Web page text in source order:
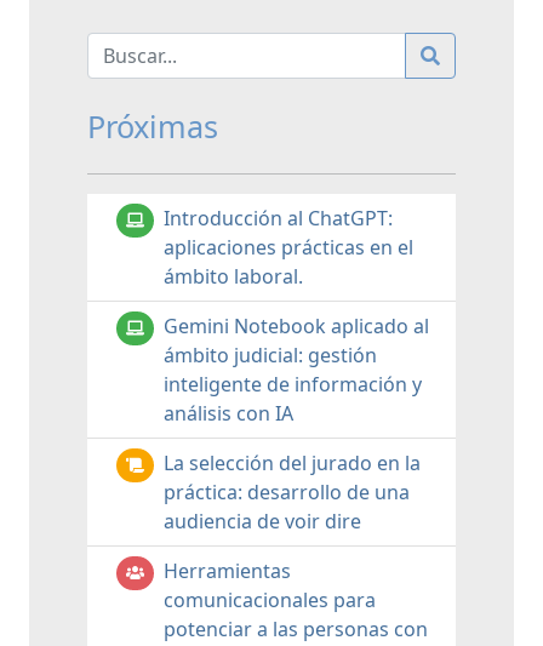
Próximas
Introducción al ChatGPT:
aplicaciones prácticas en el
ámbito laboral.
Gemini Notebook aplicado al
ámbito judicial: gestión
inteligente de información y
análisis con IA
La selección del jurado en la
práctica: desarrollo de una
audiencia de voir dire
Herramientas
comunicacionales para
potenciar a las personas con